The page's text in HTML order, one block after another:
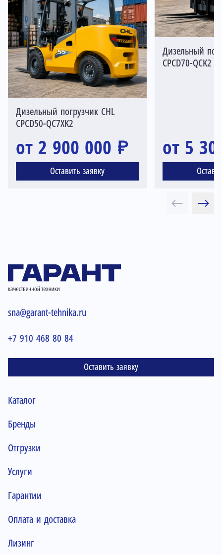
Дизельный погрузчик CHL
CPСD50-QC7XK2
от 2 900 000 ₽
Оставить заявку
Дизельный
CPCD70-QCK2
от 5
sna@garant-tehnika.ru
+7 910 468 80 84
Оставить заявку
Каталог
Бренды
Отгрузки
Услуги
Гарантии
Оплата и доставка
Лизинг